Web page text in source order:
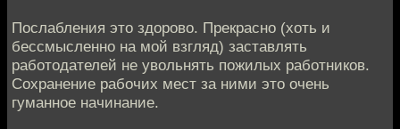
Послабления это здорово. Прекрасно (хоть и
бессмысленно на мой взгляд) заставлять
работодателей не увольнять пожилых работников.
Сохранение рабочих мест за ними это очень
гуманное начинание.